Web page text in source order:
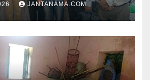
JANTANAMA.COM